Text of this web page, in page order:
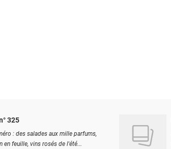
325
: des salades aux mille parfums,
en feuille, vins rosés de l'été...